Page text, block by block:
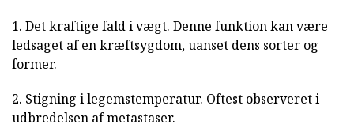
1. Det kraftige fald i vægt. Denne funktion kan være
ledsaget af en kræftsygdom, uanset dens sorter og
former.
2. Stigning i legemstemperatur. Oftest observeret i
udbredelsen af metastaser.